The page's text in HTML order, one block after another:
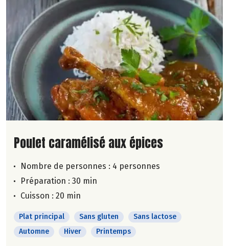
Lire la suite de la recette
Poulet caramélisé aux épices
Nombre de personnes : 4 personnes
Préparation : 30 min
Cuisson : 20 min
Plat principal Sans gluten
Sans lactose
Automne
Hiver Printemps